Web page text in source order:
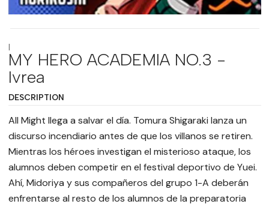
|
MY HERO ACADEMIA NO.3 -
Ivrea
DESCRIPTION
All Might llega a salvar el día. Tomura Shigaraki lanza un
discurso incendiario antes de que los villanos se retiren.
Mientras los héroes investigan el misterioso ataque, los
alumnos deben competir en el festival deportivo de Yuei.
Ahí, Midoriya y sus compañeros del grupo 1-A deberán
enfrentarse al resto de los alumnos de la preparatoria